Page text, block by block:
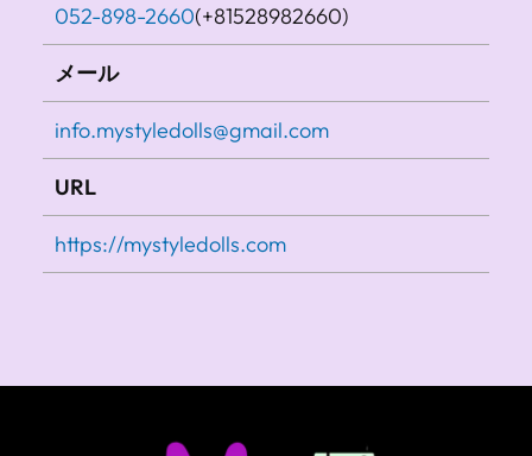
052-898-2660(+81528982660)
メール
info.mystyledolls@gmail.com
URL
https://mystyledolls.com